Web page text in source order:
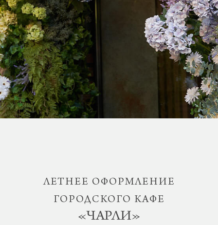
ЛЕТНЕЕ ОФОРМЛЕНИЕ
ГОРОДСКОГО КАФЕ
«ЧАРЛИ»